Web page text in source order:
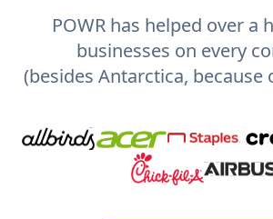
POWR has helped over a
businesses on every
(besides Antarctica, because